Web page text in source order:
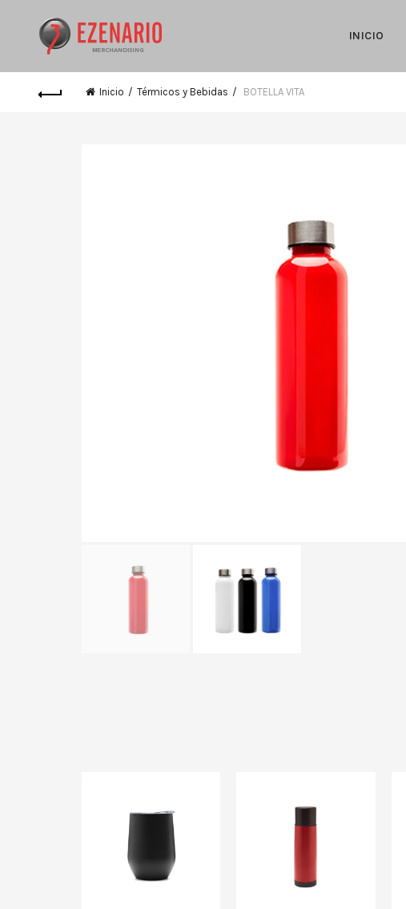
INICIO
Inicio Térmicos y Bebidas BOTELLA VITA